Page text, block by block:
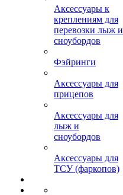
Аксессуары к
креплениям для
перевозки лыж и
сноубордов
Фэйринги
Аксессуары для
прицепов
Аксессуары для
лыж и
сноубордов
Аксессуары для
ТСУ (фаркопов)